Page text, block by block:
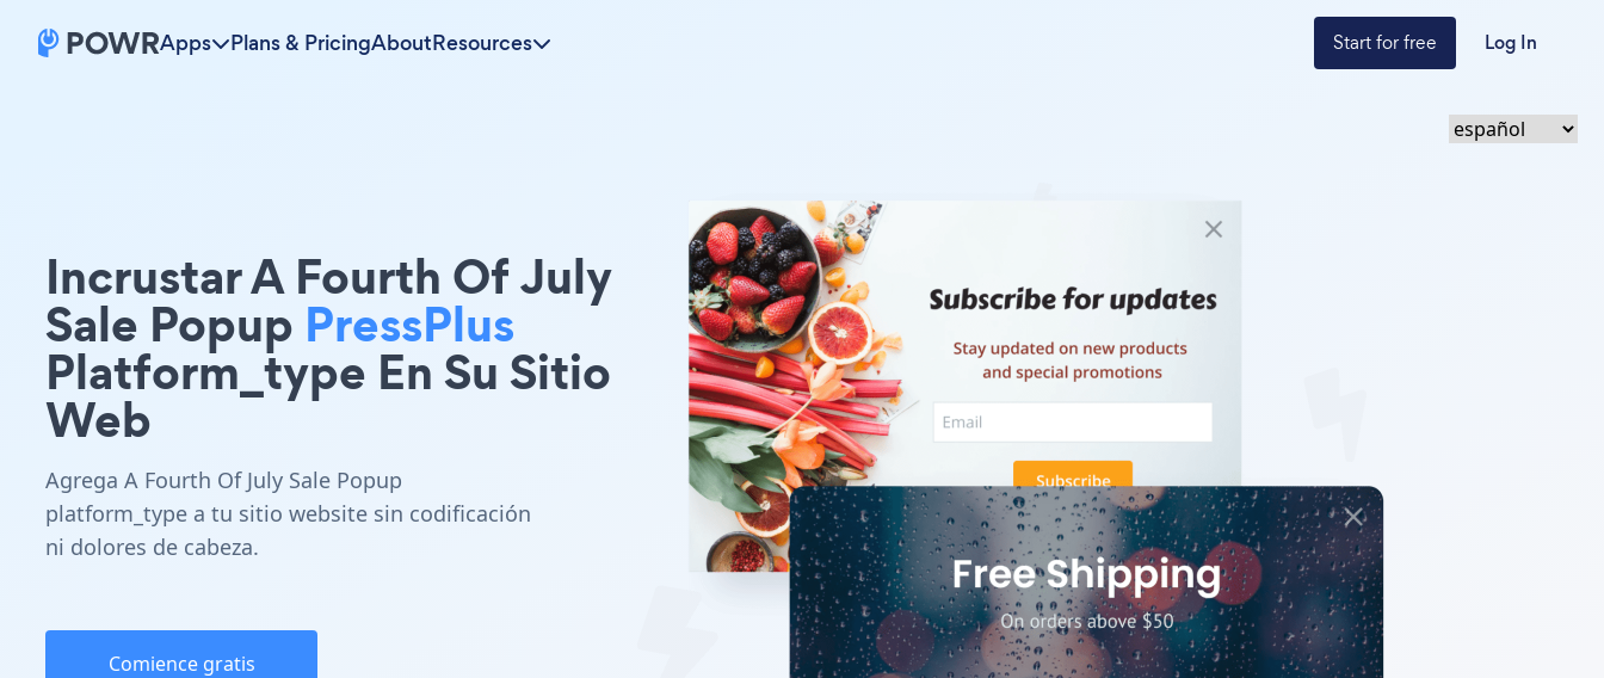
Apps Plans & PricingAboutResources Start for free Log In
Incrustar A Fourth Of July
Sale Popup PressPlus
Platform_type En Su Sitio
Web
Agrega A Fourth Of July Sale Popup
platform_type a tu sitio website sin codificación
ni dolores de cabeza.
Comience gratis